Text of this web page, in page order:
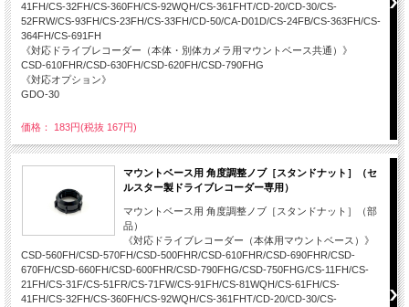
41FH/CS-32FH/CS-360FH/CS-92WQH/CS-361FHT/CD-20/CD-30/CS-
52FRW/CS-93FH/CS-23FH/CS-33FH/CD-50/CA-D01D/CS-24FB/CS-363FH/CS-
364FH/CS-691FH
《対応ドライブレコーダー（本体・別体カメラ用マウントベース共通）》
CSD-610FHR/CSD-630FH/CSD-620FH/CSD-790FHG
《対応オプション》
GDO-30
価格： 183円(税抜 167円)
マウントベース用 角度調整ノブ［スタンドナット］（セ
ルスター製ドライブレコーダー専用）
マウントベース用 角度調整ノブ［スタンドナット］（部
品）
《対応ドライブレコーダー（本体用マウントベース）》
CSD-560FH/CSD-570FH/CSD-500FHR/CSD-610FHR/CSD-690FHR/CSD-
670FH/CSD-660FH/CSD-600FHR/CSD-790FHG/CSD-750FHG/CS-11FH/CS-
21FH/CS-31F/CS-51FR/CS-71FW/CS-91FH/CS-81WQH/CS-61FH/CS-
41FH/CS-32FH/CS-360FH/CS-92WQH/CS-361FHT/CD-20/CD-30/CS-